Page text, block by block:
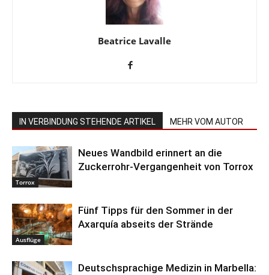
Beatrice Lavalle
IN VERBINDUNG STEHENDE ARTIKEL MEHR VOM AUTOR
Torrox
Neues Wandbild erinnert an die
Zuckerrohr-Vergangenheit von Torrox
Ausflüge
Fünf Tipps für den Sommer in der
Axarquía abseits der Strände
Deutschsprachige Medizin in Marbella: